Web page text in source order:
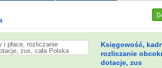
Księgowość,
rozliczanie
dotacje, zus